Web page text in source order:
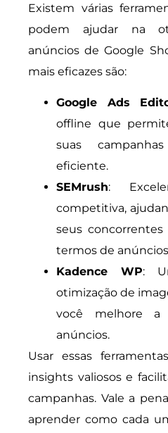
Existem várias
podem ajudar na
anúncios de Google
mais eficazes são:
Google Ads
offline que
suas
eficiente.
SEMrush:
competitiva,
seus
termos de
Kadence WP:
otimização de
você melhore a
anúncios.
Usar essas
insights valiosos e
campanhas. Vale a
aprender como cada